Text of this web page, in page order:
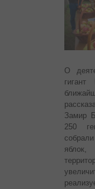
О
Замир
250